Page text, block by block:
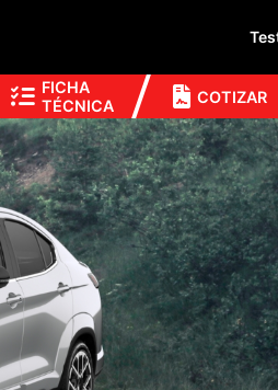
FICHA
TÉCNICA
COTIZAR